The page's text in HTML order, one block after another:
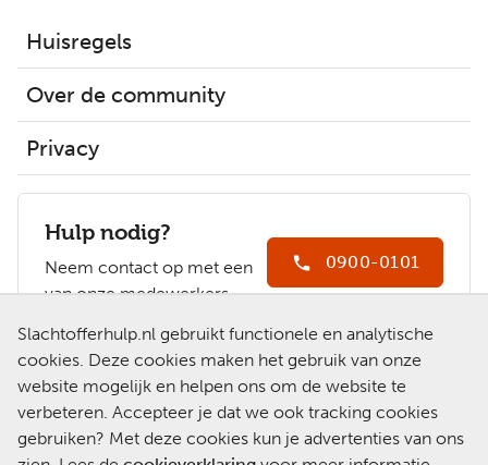
Slachtofferhulp.nl gebruikt functionele en analytische
cookies. Deze cookies maken het gebruik van onze
website mogelijk en helpen ons om de website te
verbeteren. Accepteer je dat we ook tracking cookies
gebruiken? Met deze cookies kun je advertenties van ons
Huisregels
Over de community
Privacy
Hulp nodig?
Neem contact op met een
van onze medewerkers.
0900-0101
Slachtofferhulp.nl
Chat met een
medewerker